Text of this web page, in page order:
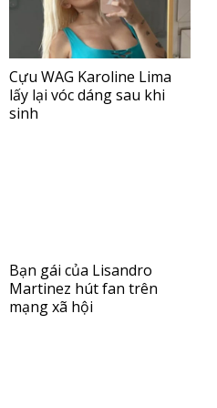
Cựu WAG Karoline Lima
lấy lại vóc dáng sau khi
sinh
Bạn gái của Lisandro
Martinez hút fan trên
mạng xã hội